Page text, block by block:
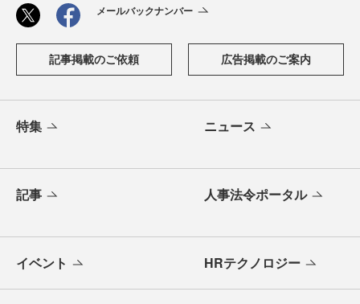
メールバックナンバー
記事掲載のご依頼 広告掲載のご案内
特集 ニュース
記事 人事法令ポータル
イベント HRテクノロジー